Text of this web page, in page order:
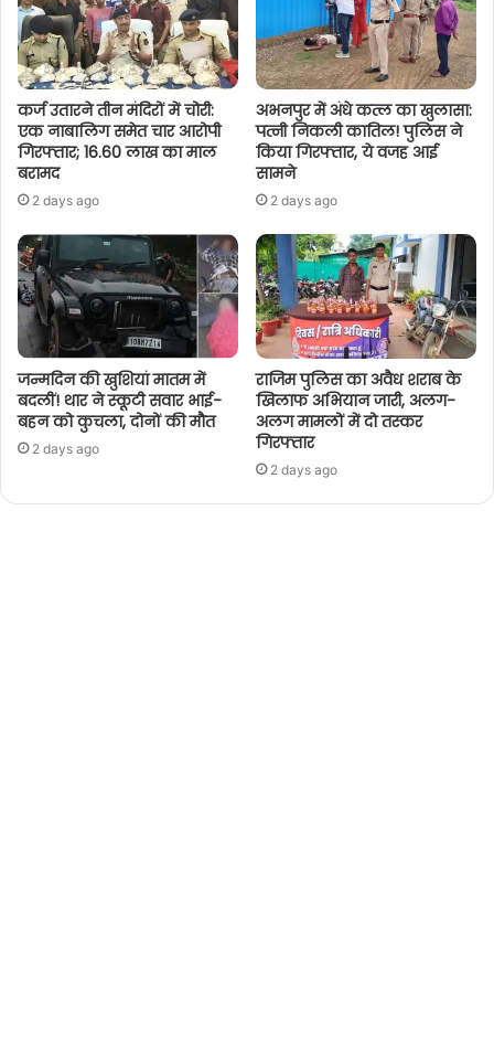
कर्ज उतारने तीन मंदिरों में चोरी:
एक नाबालिग समेत चार आरोपी
गिरफ्तार; 16.60 लाख का माल
बरामद
2 days ago
अभनपुर में अंधे कत्ल का खुलासा:
पत्नी निकली कातिल! पुलिस ने
किया गिरफ्तार, ये वजह आई
सामने
2 days ago
जन्मदिन की खुशियां मातम में
बदलीं! थार ने स्कूटी सवार भाई-
बहन को कुचला, दोनों की मौत
2 days ago
राजिम पुलिस का अवैध शराब के
खिलाफ अभियान जारी, अलग-
अलग मामलों में दो तस्कर
गिरफ्तार
2 days ago